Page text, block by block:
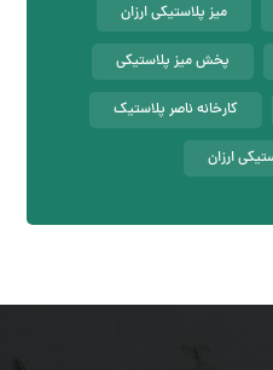
میز پلاستیکی ارزان
پخش میز پلاستیکی
کارخانه ناصر پلاستیک
ارزان